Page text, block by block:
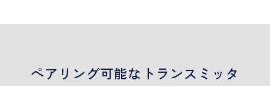
ペアリング可能なトランスミッタ